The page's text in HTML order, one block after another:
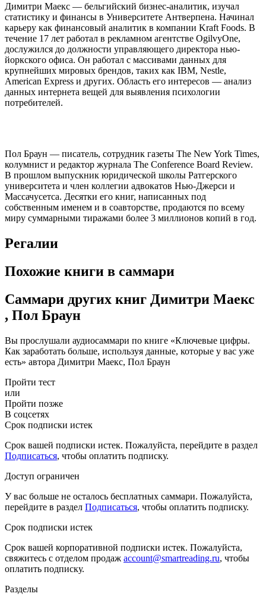
Димитри Маекс — бельгийский бизнес-аналитик, изучал
статистику и финансы в Университете Антверпена. Начинал
карьеру как финансовый аналитик в компании Kraft Foods. В
течение 17 лет работал в рекламном агентстве OgilvyOne,
дослужился до должности управляющего директора нью-
йоркского офиса. Он работал с массивами данных для
крупнейших мировых брендов, таких как IBM, Nestle,
American Express и других. Область его интересов — анализ
данных интернета вещей для выявления психологии
потребителей.
Пол Браун — писатель, сотрудник газеты The New York Times,
колумнист и редактор журнала The Conference Board Review.
В прошлом выпускник юридической школы Ратгерского
университета и член коллегии адвокатов Нью-Джерси и
Массачусетса. Десятки его книг, написанных под
собственным именем и в соавторстве, продаются по всему
миру суммарными тиражами более 3 миллионов копий в год.
Регалии
Похожие книги в саммари
Саммари других книг Димитри Маекс
, Пол Браун
Вы прослушали аудиосаммари по книге «Ключевые цифры.
Как заработать больше, используя данные, которые у вас уже
есть» автора Димитри Маекс, Пол Браун
Пройти тест
или
Пройти позже
В соцсетях
Срок подписки истек
Срок вашей подписки истек. Пожалуйста, перейдите в раздел
Подписаться, чтобы оплатить подписку.
Доступ ограничен
У вас больше не осталось бесплатных саммари. Пожалуйста,
перейдите в раздел Подписаться, чтобы оплатить подписку.
Срок подписки истек
Срок вашей корпоративной подписки истек. Пожалуйста,
свяжитесь с отделом продаж account@smartreading.ru, чтобы
оплатить подписку.
Разделы